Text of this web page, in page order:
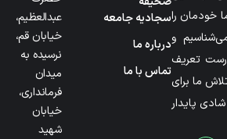
خودمان را
و
تعریف
ما برای
پایدار
سجادیه جامعه
درباره ما
تماس با ما
عبدالعظیم،
خیابان قم،
نرسیده به
میدان
فرمانداری،
خیابان
شهید